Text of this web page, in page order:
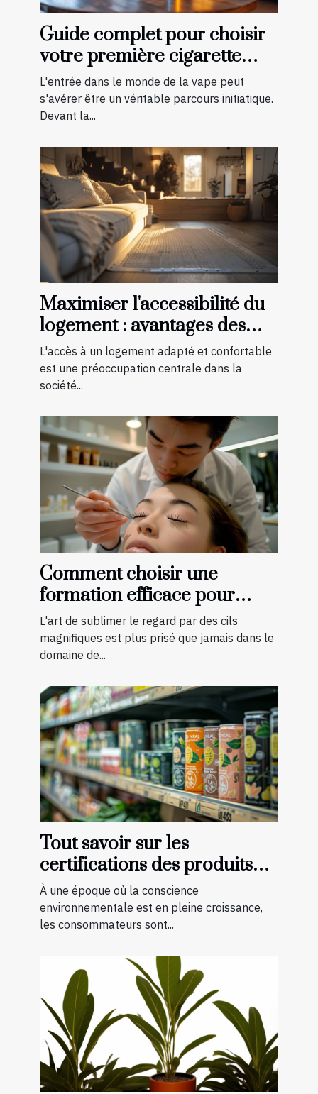
Guide complet pour choisir
votre première cigarette
électronique
L'entrée dans le monde de la vape peut
s'avérer être un véritable parcours initiatique.
Devant la...
Maximiser l'accessibilité du
logement : avantages des
aménagements préventifs
L'accès à un logement adapté et confortable
est une préoccupation centrale dans la
société...
Comment choisir une
formation efficace pour
devenir technicienne de cils
certifiée
L'art de sublimer le regard par des cils
magnifiques est plus prisé que jamais dans le
domaine de...
Tout savoir sur les
certifications des produits
bio et naturels
À une époque où la conscience
environnementale est en pleine croissance,
les consommateurs sont...